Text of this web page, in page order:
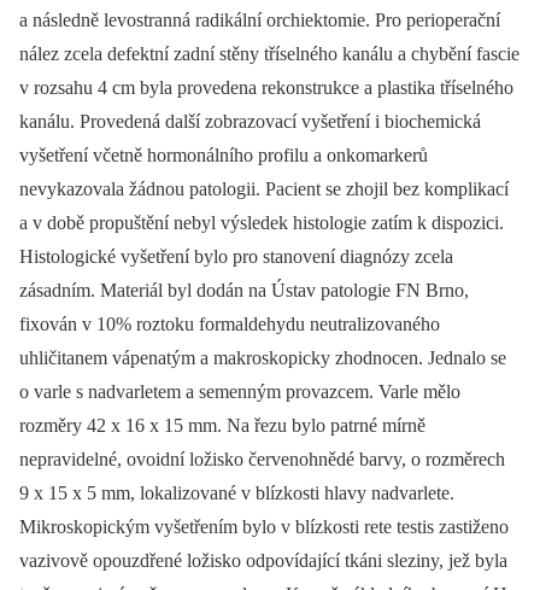
a následně levostranná radikální orchiektomie. Pro perioperační
nález zcela defektní zadní stěny tříselného kanálu a chybění fascie
v rozsahu 4 cm byla provedena rekonstrukce a plastika tříselného
kanálu. Provedená další zobrazovací vyšetření i biochemická
vyšetření včetně hormonálního profilu a onkomarkerů
nevykazovala žádnou patologii. Pacient se zhojil bez komplikací
a v době propuštění nebyl výsledek histologie zatím k dispozici.
Histologické vyšetření bylo pro stanovení diagnózy zcela
zásadním. Materiál byl dodán na Ústav patologie FN Brno,
fixován v 10% roztoku formaldehydu neutralizovaného
uhličitanem vápenatým a makroskopicky zhodnocen. Jednalo se
o varle s nadvarletem a semenným provazcem. Varle mělo
rozměry 42 x 16 x 15 mm. Na řezu bylo patrné mírně
nepravidelné, ovoidní ložisko červenohnědé barvy, o rozměrech
9 x 15 x 5 mm, lokalizované v blízkosti hlavy nadvarlete.
Mikroskopickým vyšetřením bylo v blízkosti rete testis zastiženo
vazivově opouzdřené ložisko odpovídající tkáni sleziny, jež byla